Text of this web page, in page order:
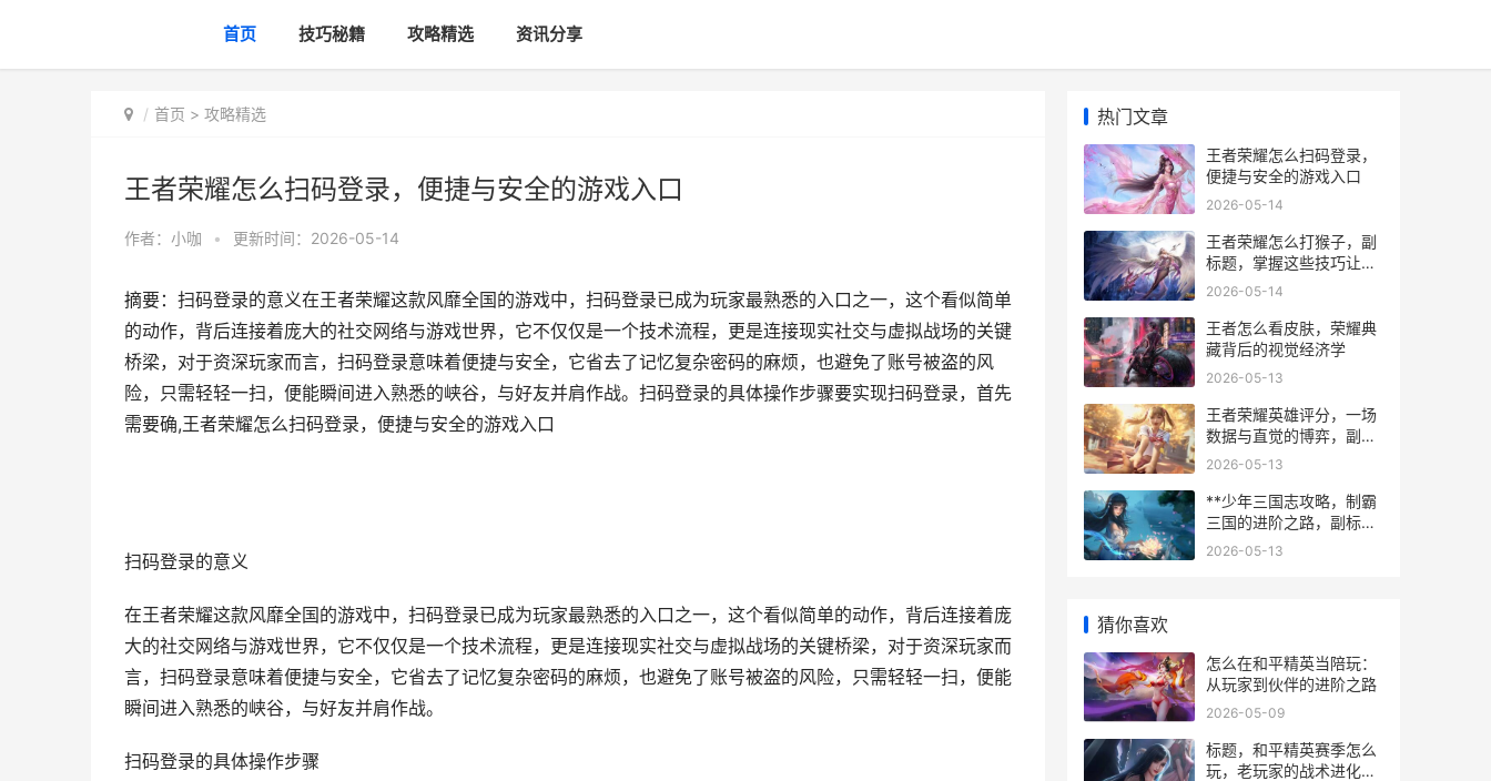
首页 技巧秘籍 攻略精选 资讯分享
首页 > 攻略精选
王者荣耀怎么扫码登录，便捷与安全的游戏入口
作者： 小咖 • 更新时间：2026-05-14
摘要：扫码登录的意义在王者荣耀这款风靡全国的游戏中，扫码登录已成为玩家最熟悉的入口之一，这个看似简单
的动作，背后连接着庞大的社交网络与游戏世界，它不仅仅是一个技术流程，更是连接现实社交与虚拟战场的关键
桥梁，对于资深玩家而言，扫码登录意味着便捷与安全，它省去了记忆复杂密码的麻烦，也避免了账号被盗的风
险，只需轻轻一扫，便能瞬间进入熟悉的峡谷，与好友并肩作战。扫码登录的具体操作步骤要实现扫码登录，首先
需要确,王者荣耀怎么扫码登录，便捷与安全的游戏入口
扫码登录的意义
在王者荣耀这款风靡全国的游戏中，扫码登录已成为玩家最熟悉的入口之一，这个看似简单的动作，背后连接着庞
大的社交网络与游戏世界，它不仅仅是一个技术流程，更是连接现实社交与虚拟战场的关键桥梁，对于资深玩家而
言，扫码登录意味着便捷与安全，它省去了记忆复杂密码的麻烦，也避免了账号被盗的风险，只需轻轻一扫，便能
瞬间进入熟悉的峡谷，与好友并肩作战。
扫码登录的具体操作步骤
热门文章
王者荣耀怎么扫码登录，
便捷与安全的游戏入口
2026-05-14
王者荣耀怎么打猴子，副
标题，掌握这些技巧让他
无处可逃
2026-05-14
王者怎么看皮肤，荣耀典
藏背后的视觉经济学
2026-05-13
王者荣耀英雄评分，一场
数据与直觉的博弈，副标
题，资深玩家眼中的战力
2026-05-13
**少年三国志攻略，制霸
三国的进阶之路，副标
题，资深玩家的深度心得
2026-05-13
猜你喜欢
怎么在和平精英当陪玩：
从玩家到伙伴的进阶之路
2026-05-09
标题，和平精英赛季怎么
玩，老玩家的战术进化手